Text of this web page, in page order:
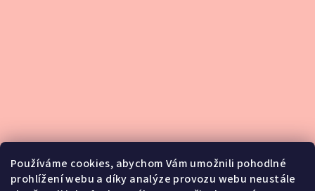
Používáme cookies, abychom Vám umožnili pohodlné
prohlížení webu a díky analýze provozu webu neustále